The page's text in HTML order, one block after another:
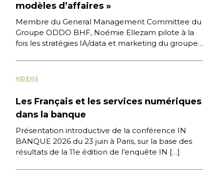
modèles d’affaires »
Membre du General Management Committee du
Groupe ODDO BHF, Noémie Ellezam pilote à la
fois les stratégies IA/data et marketing du groupe.
VIDÉOS
Les Français et les services numériques
dans la banque
Présentation introductive de la conférence IN
BANQUE 2026 du 23 juin à Paris, sur la base des
résultats de la 11e édition de l’enquête IN […]